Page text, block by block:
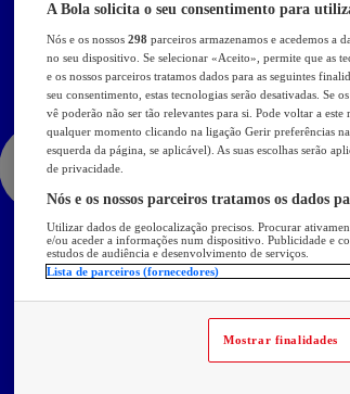
A Bola solicita o seu consentimento para
Nós e os nossos 298 parceiros armazenamos e acedemos a
no seu dispositivo. Se selecionar «Aceito», permite que as
e os nossos parceiros tratamos dados para as seguintes
seu consentimento, estas tecnologias serão desativadas. Se
vê poderão não ser tão relevantes para si. Pode voltar a
qualquer momento clicando na ligação Gerir preferências
esquerda da página, se aplicável). As suas escolhas serão
de privacidade.
Nós e os nossos parceiros tratamos os dados
Utilizar dados de geolocalização precisos. Procurar
e/ou aceder a informações num dispositivo. Publicidade e
estudos de audiência e desenvolvimento de serviços.
Lista de parceiros (fornecedores)
Mostrar finalidades